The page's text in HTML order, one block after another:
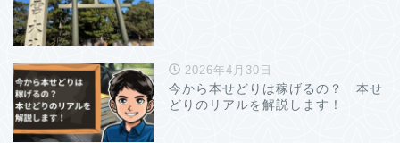
2026年4月30日
今から本せどりは稼げるの？ 本せ
どりのリアルを解説します！